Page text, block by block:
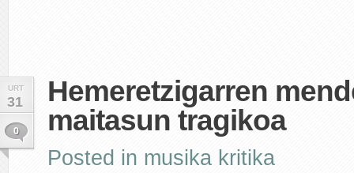
URT
31
0
Hemeretzigarren
maitasun tragikoa
Posted in musika kritika